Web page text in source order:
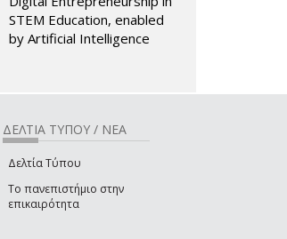
STEM Education, enabled
by Artificial Intelligence
ΔΕΛΤΙΑ ΤΥΠΟΥ / ΝΕΑ
Δελτία Τύπου
Το πανεπιστήμιο στην
επικαιρότητα